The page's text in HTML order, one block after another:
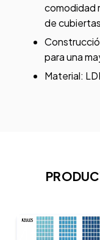
comodidad
de cubiertas
para una
Material: